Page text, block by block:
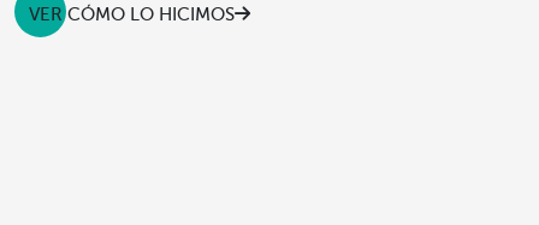
VER CÓMO LO HICIMOS